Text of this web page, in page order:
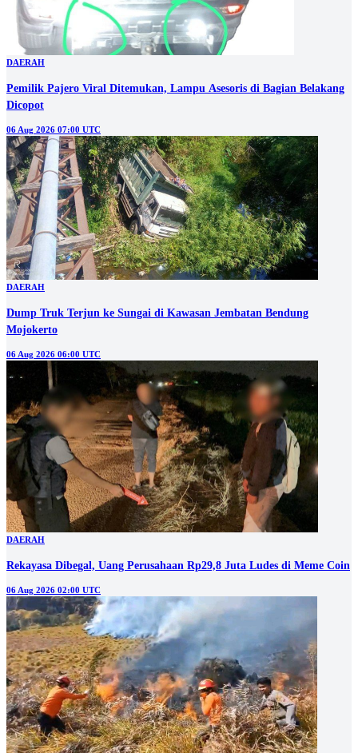
DAERAH
Pemilik Pajero Viral Ditemukan, Lampu Asesoris di Bagian Belakang
Dicopot
06 Aug 2026 07:00 UTC
DAERAH
Dump Truk Terjun ke Sungai di Kawasan Jembatan Bendung
Mojokerto
06 Aug 2026 06:00 UTC
DAERAH
Rekayasa Dibegal, Uang Perusahaan Rp29,8 Juta Ludes di Meme Coin
06 Aug 2026 02:00 UTC